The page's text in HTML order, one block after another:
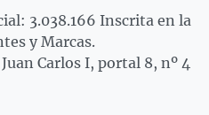
3.038.166 Inscrita en la
y Marcas.
Carlos I, portal 8, nº 4